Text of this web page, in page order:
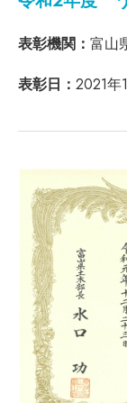
表彰機関： 富山
表彰日： 2021年